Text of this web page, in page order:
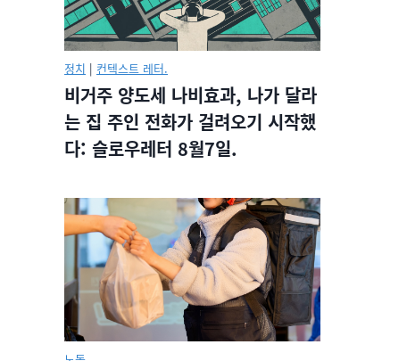
정치 | 컨텍스트 레터.
비거주 양도세 나비효과, 나가 달라
는 집 주인 전화가 걸려오기 시작했
다: 슬로우레터 8월7일.